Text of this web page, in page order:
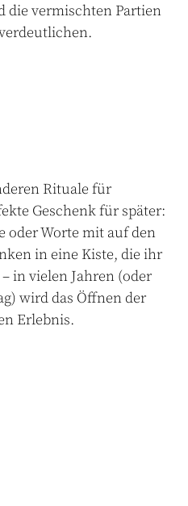
dievermischten Partien
.
Rituale für
Geschenk für später:
oder Worte mit auf den
in eine Kiste, die ihr
in vielen Jahren (oder
wird das Öffnen der
Erlebnis.